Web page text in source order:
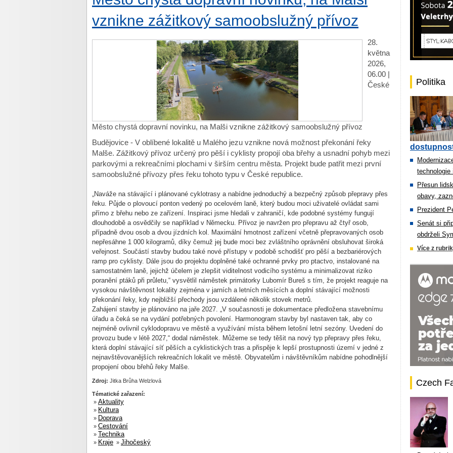
vznikne zážitkový samoobslužný přívoz
Město chystá dopravní novinku, na Malši vznikne zážitkový samoobslužný přívoz
28.
května
2026,
06.00 |
České
Budějovice - V oblíbené lokalitě u Malého jezu vznikne nová možnost překonání řeky
Malše. Zážitkový přívoz určený pro pěší i cyklisty propojí oba břehy a usnadní pohyb mezi
parkovými a rekreačními plochami v širším centru města. Projekt bude patřit mezi první
samoobslužné přívozy přes řeku tohoto typu v České republice.
„Naváže na stávající i plánované cyklotrasy a nabídne jednoduchý a bezpečný způsob přepravy přes
řeku. Půjde o plovoucí ponton vedený po ocelovém laně, který budou moci uživatelé ovládat sami
přímo z břehu nebo ze zařízení. Inspiraci jsme hledali v zahraničí, kde podobné systémy fungují
dlouhodobě a osvědčily se například v Německu. Přívoz je navržen pro přepravu až čtyř osob,
případně dvou osob a dvou jízdních kol. Maximální hmotnost zařízení včetně přepravovaných osob
nepřesáhne 1 000 kilogramů, díky čemuž jej bude moci bez zvláštního oprávnění obsluhovat široká
veřejnost. Součástí stavby budou také nové přístupy v podobě schodišť pro pěší a bezbariérových
ramp pro cyklisty. Dále jsou do projektu doplněné také ochranné prvky pro ptactvo, instalované na
samostatném laně, jejichž účelem je zlepšit viditelnost vodicího systému a minimalizovat riziko
poranění ptáků při průletu,“ vysvětlil náměstek primátorky Lubomír Bureš s tím, že projekt reaguje na
vysokou návštěvnost lokality zejména v jarních a letních měsících a doplní stávající možnosti
překonání řeky, kdy nejbližší přechody jsou vzdálené několik stovek metrů.
Zahájení stavby je plánováno na jaře 2027. „V současnosti je dokumentace předložena stavebnímu
úřadu a čeká se na vydání potřebných povolení. Harmonogram stavby byl nastaven tak, aby co
nejméně ovlivnil cyklodopravu ve městě a využívání místa během letošní letní sezóny. Uvedení do
provozu bude v létě 2027,“ dodal náměstek. Můžeme se tedy těšit na nový typ přepravy přes řeku,
která doplní stávající síť pěších a cyklistických tras a přispěje k lepší prostupnosti území v jedné z
nejnavštěvovanějších rekreačních lokalit ve městě. Obyvatelům i návštěvníkům nabídne pohodlnější
propojení obou břehů řeky Malše.
Zdroj: Jitka Brůha Welzlová
Tématické zařazení:
» Aktuality
» Kultura
» Doprava
» Cestování
» Technika
» Kraje » Jihočeský
Politika
technologie
Přesun
obavy,
Prezident
Senát si
obdrželi
Více z
Czech